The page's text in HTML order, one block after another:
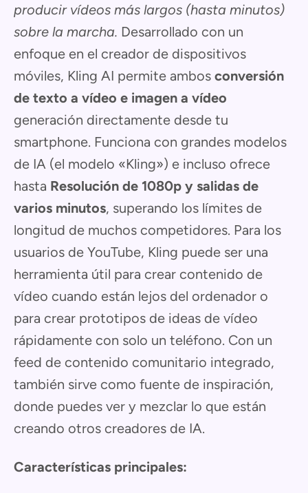
producir vídeos más largos (hasta minutos)
sobre la marcha. Desarrollado con un
enfoque en el creador de dispositivos
móviles, Kling AI permite ambos conversión
de texto a vídeo e imagen a vídeo
generación directamente desde tu
smartphone. Funciona con grandes modelos
de IA (el modelo «Kling») e incluso ofrece
hasta Resolución de 1080p y salidas de
varios minutos, superando los límites de
longitud de muchos competidores. Para los
usuarios de YouTube, Kling puede ser una
herramienta útil para crear contenido de
vídeo cuando están lejos del ordenador o
para crear prototipos de ideas de vídeo
rápidamente con solo un teléfono. Con un
feed de contenido comunitario integrado,
también sirve como fuente de inspiración,
donde puedes ver y mezclar lo que están
creando otros creadores de IA.
Características principales: